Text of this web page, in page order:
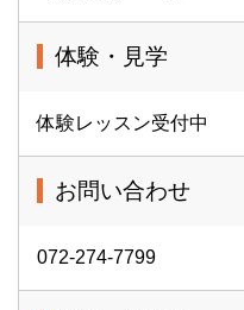
体験・見学
体験レッスン受付中
お問い合わせ
072-274-7799